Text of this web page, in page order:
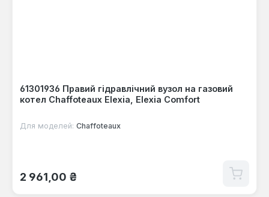
61301936 Правий гідравлічний вузол на газовий
котел Chaffoteaux Elexia, Elexia Comfort
Для моделей: Chaffoteaux
Звичайна ціна:
2 961,00 ₴